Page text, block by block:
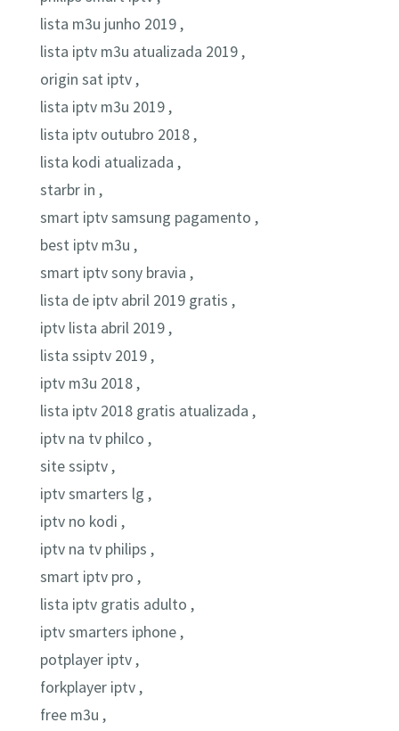
lista m3u junho 2019 ,
lista iptv m3u atualizada 2019 ,
origin sat iptv ,
lista iptv m3u 2019 ,
lista iptv outubro 2018 ,
lista kodi atualizada ,
starbr in ,
smart iptv samsung pagamento ,
best iptv m3u ,
smart iptv sony bravia ,
lista de iptv abril 2019 gratis ,
iptv lista abril 2019 ,
lista ssiptv 2019 ,
iptv m3u 2018 ,
lista iptv 2018 gratis atualizada ,
iptv na tv philco ,
site ssiptv ,
iptv smarters lg ,
iptv no kodi ,
iptv na tv philips ,
smart iptv pro ,
lista iptv gratis adulto ,
iptv smarters iphone ,
potplayer iptv ,
forkplayer iptv ,
free m3u ,